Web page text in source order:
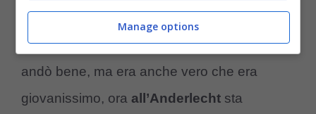
classe 2005 che Fabiani considera un ottimi
elemento sul quale puntare. Al Milan non
andò bene, ma era anche vero che era
giovanissimo, ora all’Anderlecht sta
Manage options